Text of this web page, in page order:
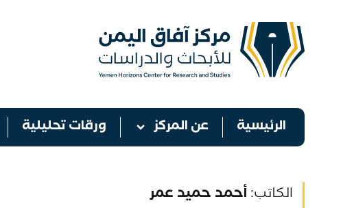
الرئيسية عن المركز ورقات تحليلية
الكاتب:أحمد حميد عمر